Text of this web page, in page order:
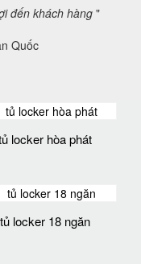
đến khách hàng "
Quốc
locker hòa phát
tủ locker 18 ngăn